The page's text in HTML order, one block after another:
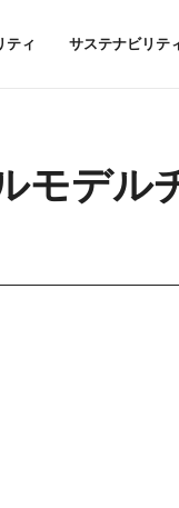
ティ サステナビリテ
モデル